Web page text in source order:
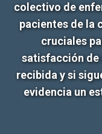
colectivo de
pacientes de la
cruciales
satisfacción de
recibida y si
evidencia un